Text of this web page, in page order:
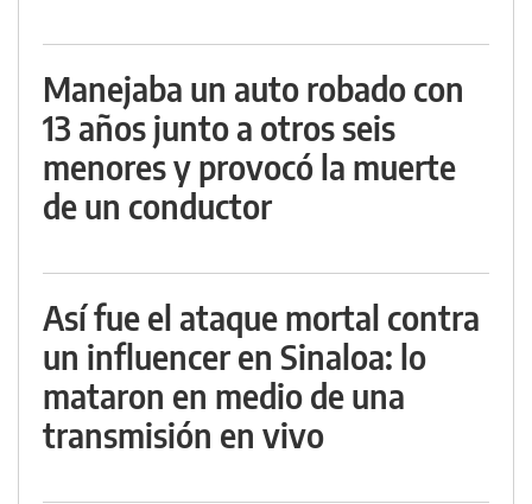
Manejaba un auto robado con
13 años junto a otros seis
menores y provocó la muerte
de un conductor
Así fue el ataque mortal contra
un influencer en Sinaloa: lo
mataron en medio de una
transmisión en vivo